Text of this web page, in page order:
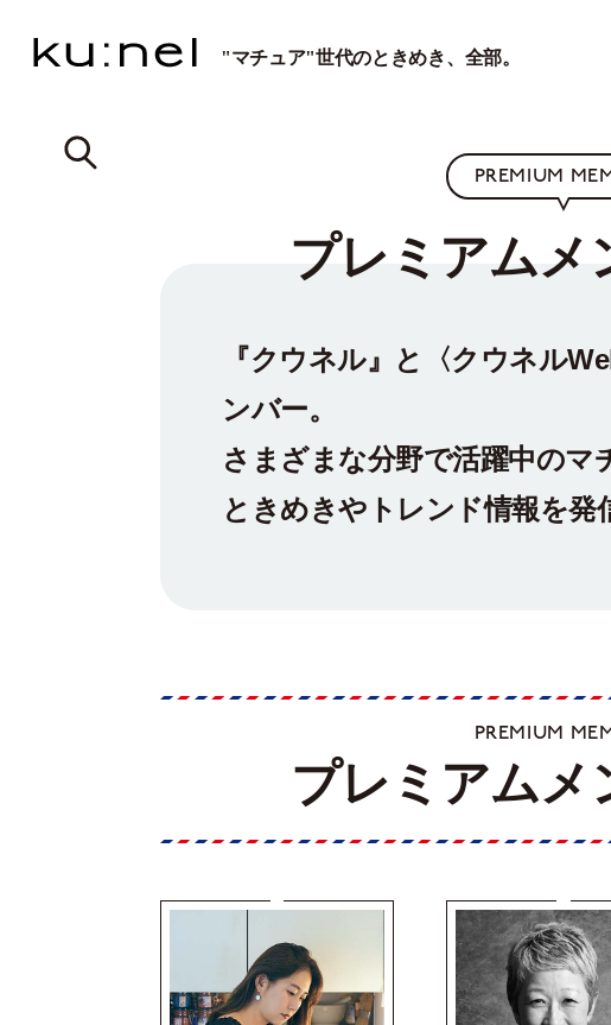
"マチュア"世代のときめき、全部。
PREMIUM
プレミアムメ
『クウネル』と〈クウネル
ンバー。
さまざまな分野で活躍中のマ
ときめきやトレンド情報を発
PREMIUM
プレミアムメ